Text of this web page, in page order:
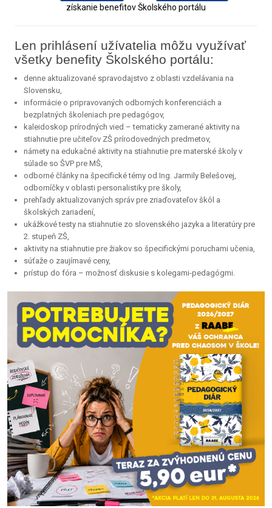
získanie benefitov Školského portálu
Len prihlásení užívatelia môžu využívať
všetky benefity Školského portálu:
denne aktualizované spravodajstvo z oblasti vzdelávania na
Slovensku,
informácie o pripravovaných odborných konferenciách a
bezplatných školeniach pre pedagógov,
kaleidoskop prírodných vied – tematicky zamerané aktivity na
stiahnutie pre učiteľov ZŠ prírodovedných predmetov,
námety na edukačné aktivity na stiahnutie pre materské školy v
súlade so ŠVP pre MŠ,
odborné články na špecifické témy od Ing. Jarmily Belešovej,
odborníčky v oblasti personalistiky pre školy,
prehľady aktualizovaných správ pre zriaďovateľov škôl a
školských zariadení,
ukážkové testy na stiahnutie zo slovenského jazyka a literatúry pre
2. stupeň ZŠ,
aktivity na stiahnutie pre žiakov so špecifickými poruchami učenia,
súťaže o zaujímavé ceny,
prístup do fóra – možnosť diskusie s kolegami-pedagógmi.